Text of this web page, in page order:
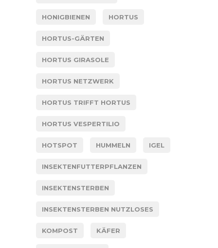
HONIGBIENEN HORTUS
HORTUS-GÄRTEN
HORTUS GIRASOLE
HORTUS NETZWERK
HORTUS TRIFFT HORTUS
HORTUS VESPERTILIO
HOTSPOT HUMMELN IGEL
INSEKTENFUTTERPFLANZEN
INSEKTENSTERBEN
INSEKTENSTERBEN NUTZLOSES
KOMPOST KÄFER